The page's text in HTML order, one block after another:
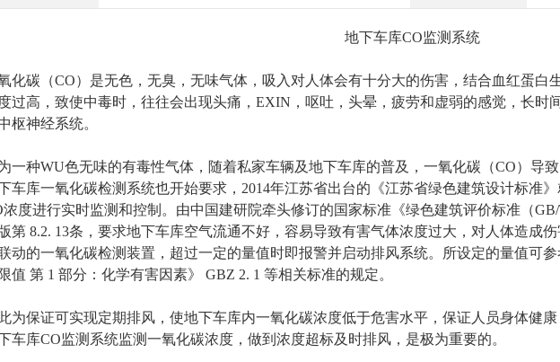
地下车库CO监测系统
化碳 （CO） 是无色，无臭，无味气体 ，吸入对人体会有十分大的伤害 ， 结合血红蛋白
过高，致使中毒时，往往会出现头痛， EXIN ，呕吐，头晕，疲劳和虚弱的感觉， 长时
枢神经系统。
一种WU色无味的有毒性气体，随着私家车辆及地下车库的普及， 一氧化碳（CO） 导
车库一氧化碳检测系统也开始要求，2014年江苏省出台的 《江苏省绿色建筑设计标准》
浓度进行实时监测和控制。 由中国建研院牵头修订的国家标准《绿色建筑评价标准 （
第 8.2. 13条 ，要求地下车库空气流通不好，容易导致有害气体浓度过大，对人体造成
动的一氧化碳检测装置，超过一定的量值时即报警并启动排风系统。所设定的量值可
值 第 1 部分：化学有害因素》 GBZ 2. 1 等相关标准的规定。
为保证可实现定期排风 ，使地下车库内一氧化碳浓度低于危害水平，保证人员身体健康
车库CO监测系统监测一氧化碳浓度 ，做到浓度超标及时排风，是极为重要的。